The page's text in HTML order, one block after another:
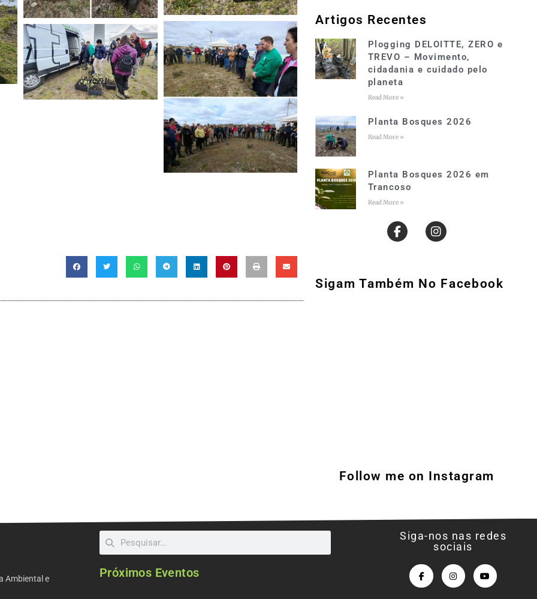
Artigos Recentes
Plogging DELOITTE, ZERO e
TREVO – Movimento,
cidadania e cuidado pelo
planeta
Read More »
Planta Bosques 2026
Read More »
Planta Bosques 2026 em
Trancoso
Read More »
Sigam Também No Facebook
Follow me on Instagram
Ambiental e Próximos Eventos
Siga-nos nas redes
sociais